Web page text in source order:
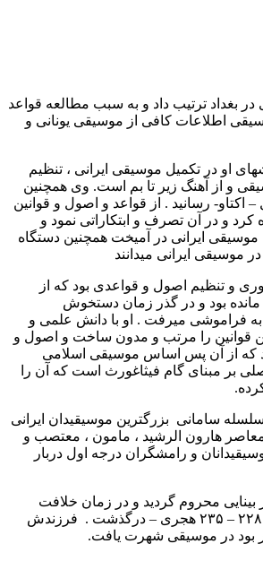
در بغداد ترتیب داد و به سبب مطالعه قواعد
اطلاعات کافی از موسیقی یونانی و
او در تکمیل موسیقی ایرانی ، تنظیم
و از آهنگ زیر تا بم است. وی همچنین
– اکتاو- رسانید . از قواعد و اصول و قوانین
کرد و در آن تصرف و ابتکاراتی نمود و
موسیقی ایرانی در آمیخت همچنین دستگاه
در موسیقی ایرانی میدانند
و تنظیم اصول و قواعدی بود که از
بود و در گذر زمان دستخوش
به فراموشی میرفت . او با دانش علمی و
قوانین را مرتب و مدون ساخت و اصول و
که از آن پس اساس موسیقی اسلامی
بر مبنای گام فیثاغورث است که آن را
سامانی بزرگترین موسیقیدان ایرانی
هارون الرشید ، مامون ، معتصب و
و رامشگران درجه اول دربار
بینایی محروم گردید و در زمان خلافت
متوکل عباسی به سال ۲۲۸ – ۲۳۵ هجری – درگذشت . فرزندش
بود در موسیقی شهرت یافت.